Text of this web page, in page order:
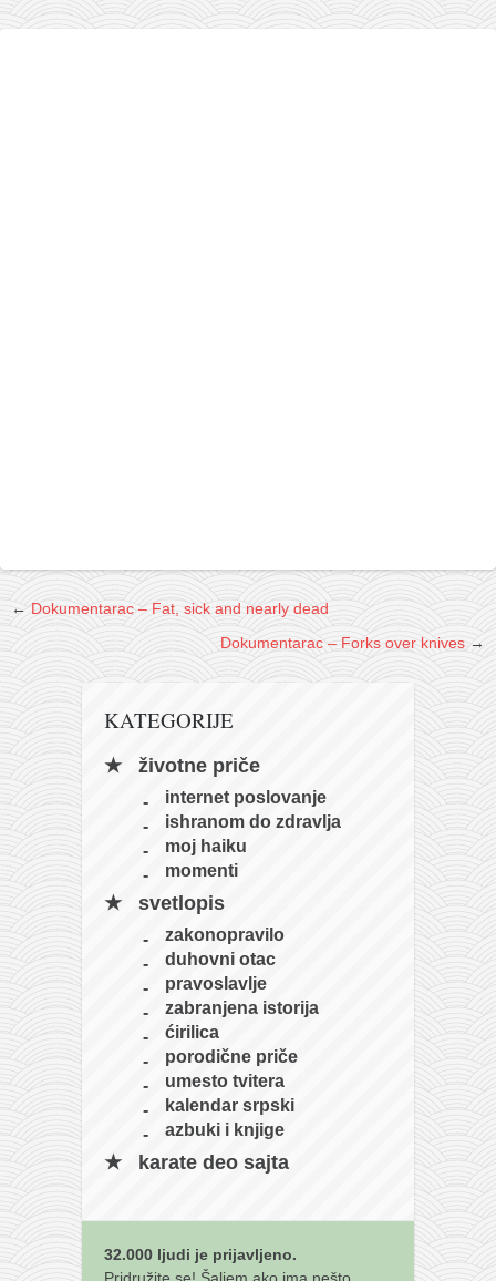
moja priča
← Dokumentarac – Fat, sick and nearly dead
Dokumentarac – Forks over knives →
KATEGORIJE
životne priče
internet poslovanje
ishranom do zdravlja
moj haiku
momenti
svetlopis
zakonopravilo
duhovni otac
pravoslavlje
zabranjena istorija
ćirilica
porodične priče
umesto tvitera
kalendar srpski
azbuki i knjige
karate deo sajta
32.000 ljudi je prijavljeno.
Pridružite se! Šaljem ako ima nešto